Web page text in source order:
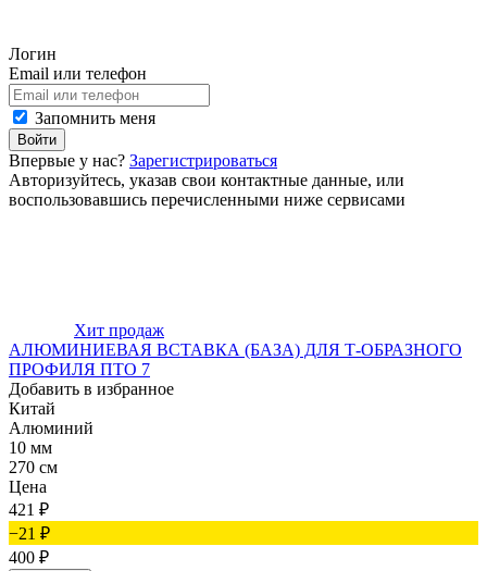
Логин
Email или телефон
Запомнить меня
Войти
Впервые у нас? Зарегистрироваться
Авторизуйтесь, указав свои контактные данные, или
воспользовавшись перечисленными ниже сервисами
Хит продаж
АЛЮМИНИЕВАЯ ВСТАВКА (БАЗА) ДЛЯ Т-ОБРАЗНОГО
ПРОФИЛЯ ПТО 7
Добавить в избранное
Китай
Алюминий
10 мм
270 см
Цена
421 ₽
−21 ₽
400 ₽